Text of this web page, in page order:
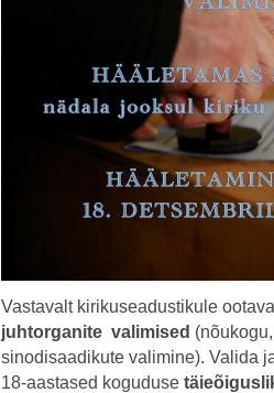
Vastavalt kirikuseadustikule
juhtorganite valimised
sinodisaadikute valimine). Valida
18-aastased koguduse